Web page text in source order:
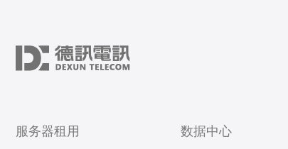
服务器租用 数据中心